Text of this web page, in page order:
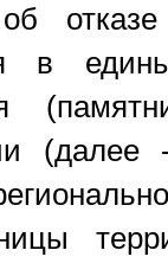
отказе
в